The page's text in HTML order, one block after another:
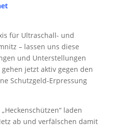
für Ultraschall- und
– lassen uns diese
und Unterstellungen
jetzt aktiv gegen den
Schutzgeld-Erpressung
laden
ab und verfälschen damit